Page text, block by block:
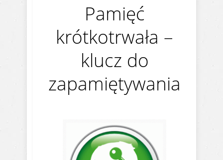
Pamięć
krótkotrwała –
klucz do
zapamiętywania